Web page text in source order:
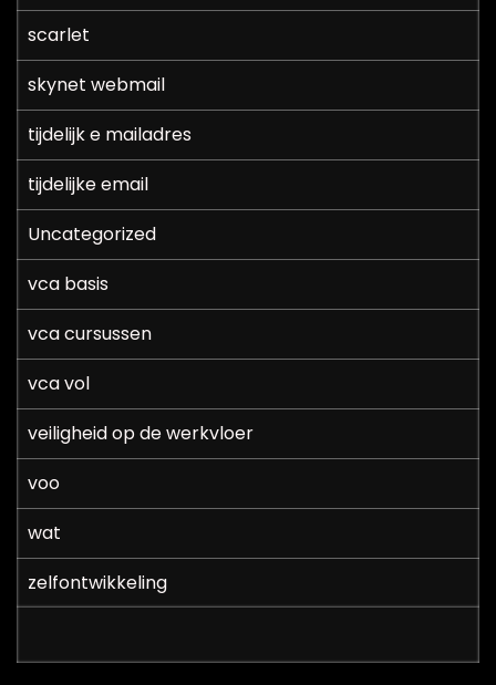
scarlet
skynet webmail
tijdelijk e mailadres
tijdelijke email
Uncategorized
vca basis
vca cursussen
vca vol
veiligheid op de werkvloer
voo
wat
zelfontwikkeling